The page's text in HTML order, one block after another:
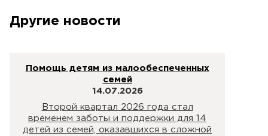
Другие новости
Помощь детям из малообеспеченных
семей
14.07.2026
Второй квартал 2026 года стал
временем заботы и поддержки для 14
детей из семей, оказавшихся в сложной